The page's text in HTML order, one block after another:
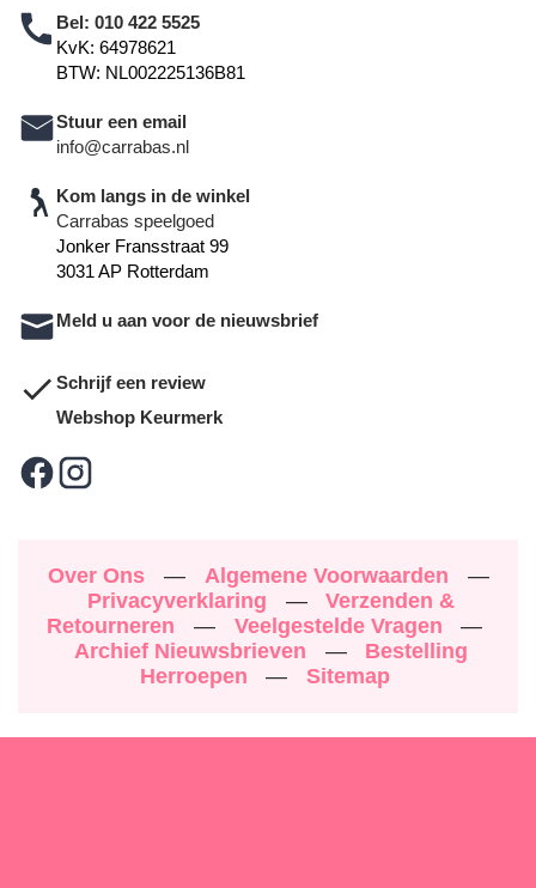
Bel: 010 422 5525
KvK: 64978621
BTW: NL002225136B81
Stuur een email
info@carrabas.nl
Kom langs in de winkel
Carrabas speelgoed
Jonker Fransstraat 99
3031 AP Rotterdam
Meld u aan voor de nieuwsbrief
Schrijf een review
Webshop Keurmerk
Over Ons — Algemene Voorwaarden
—
Privacyverklaring
—
Verzenden &
Retourneren
— Veelgestelde Vragen
—
Archief Nieuwsbrieven
—
Bestelling
Herroepen
— Sitemap